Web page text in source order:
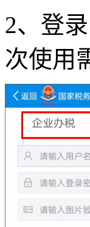
2、登
次使用